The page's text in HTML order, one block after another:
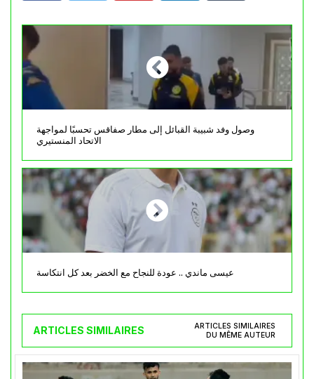
وصول وفد شبيبة القبائل إلى مطار صفاقس تحسبًا لمواجهة
الاتحاد المنستيري
عيسى ماندي .. عودة للنجاح مع الخضر بعد كل انتكاسة
ARTICLES SIMILAIRES
ARTICLES SIMILAIRES
DU MÊME AUTEUR